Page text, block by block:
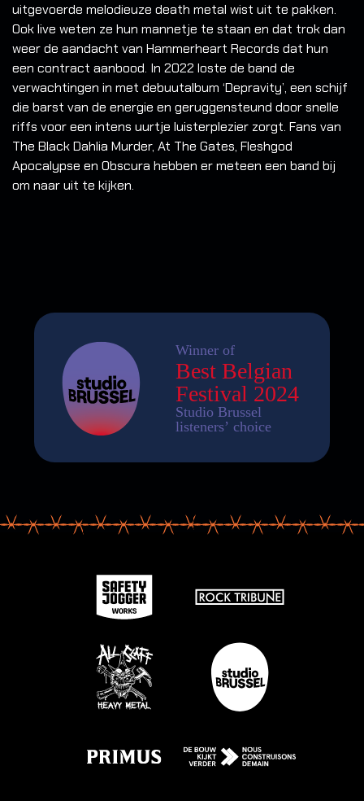
uitgevoerde melodieuze death metal wist uit te pakken.
Ook live weten ze hun mannetje te staan en dat trok dan
weer de aandacht van Hammerheart Records dat hun
een contract aanbood. In 2022 loste de band de
verwachtingen in met debuutalbum ‘Depravity’, een schijf
die barst van de energie en geruggensteund door snelle
riffs voor een intens uurtje luisterplezier zorgt. Fans van
The Black Dahlia Murder, At The Gates, Fleshgod
Apocalypse en Obscura hebben er meteen een band bij
om naar uit te kijken.